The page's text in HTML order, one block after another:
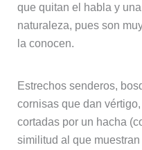
que quitan el habla y
naturaleza, pues son
la conocen.
Estrechos senderos,
cornisas que dan
cortadas por un hacha
similitud al que